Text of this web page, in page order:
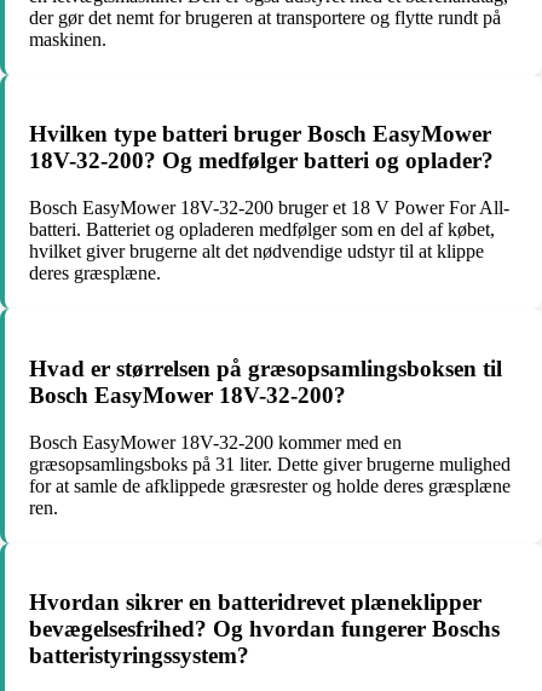
der gør det nemt for brugeren at transportere og flytte rundt på
maskinen.
Hvilken type batteri bruger Bosch EasyMower
18V-32-200? Og medfølger batteri og oplader?
Bosch EasyMower 18V-32-200 bruger et 18 V Power For All-
batteri. Batteriet og opladeren medfølger som en del af købet,
hvilket giver brugerne alt det nødvendige udstyr til at klippe
deres græsplæne.
Hvad er størrelsen på græsopsamlingsboksen til
Bosch EasyMower 18V-32-200?
Bosch EasyMower 18V-32-200 kommer med en
græsopsamlingsboks på 31 liter. Dette giver brugerne mulighed
for at samle de afklippede græsrester og holde deres græsplæne
ren.
Hvordan sikrer en batteridrevet plæneklipper
bevægelsesfrihed? Og hvordan fungerer Boschs
batteristyringssystem?